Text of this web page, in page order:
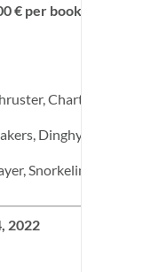
€ per booking
Chart plotter
Dinghy, Inverter,
Snorkeling
2022